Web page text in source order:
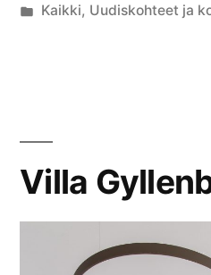
Kaikki, Uudiskohteet ja
Villa